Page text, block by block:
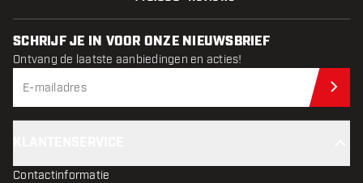
SCHRIJF JE IN VOOR ONZE NIEUWSBRIEF
Ontvang de laatste aanbiedingen en acties!
Contactinformatie